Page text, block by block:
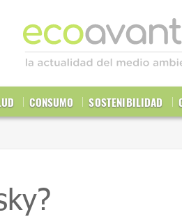
CONSUMO SOSTENIBILIDAD